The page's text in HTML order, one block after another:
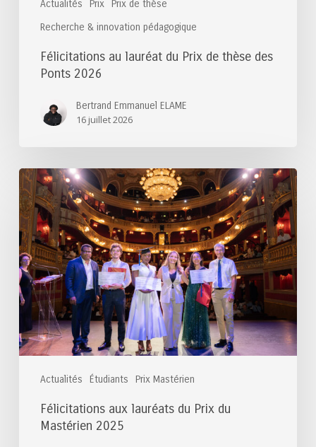
Actualités Prix Prix de thèse
Recherche & innovation pédagogique
Félicitations au lauréat du Prix de thèse des
Ponts 2026
Bertrand Emmanuel ELAME
16 juillet 2026
Actualités Étudiants Prix Mastérien
Félicitations
aux
lauréats
du
Prix
du
Mastérien
2025
Félicitations aux lauréats du Prix du
Mastérien 2025